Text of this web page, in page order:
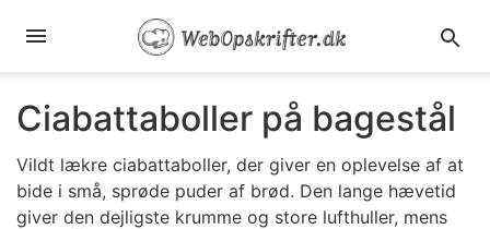
Ciabattaboller på bagestål
Vildt lækre ciabattaboller, der giver en oplevelse af at
bide i små, sprøde puder af brød. Den lange hævetid
giver den dejligste krumme og store lufthuller, mens